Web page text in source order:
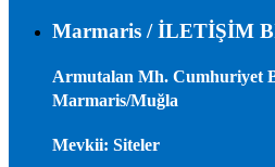
Marmaris / İLETİŞİM
Armutalan Mh. Cumhuriyet
Marmaris/Muğla
Mevkii: Siteler